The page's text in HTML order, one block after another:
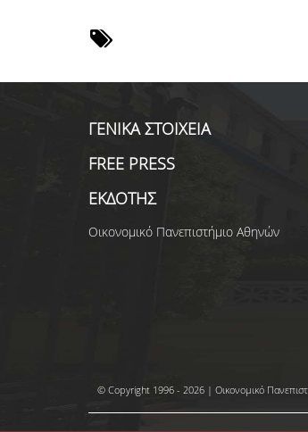
ΓΕΝΙΚΑ ΣΤΟΙΧΕΙΑ
FREE PRESS
ΕΚΔΟΤΗΣ
Οικονομικό Πανεπιστήμιο Αθηνών
© Copyright 1996 - 2026 | Οικονομικό